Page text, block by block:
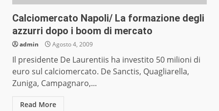
Calciomercato Napoli/ La formazione degli
azzurri dopo i boom di mercato
admin Agosto 4, 2009
Il presidente De Laurentiis ha investito 50 milioni di
euro sul calciomercato. De Sanctis, Quagliarella,
Zuniga, Campagnaro,...
Read More